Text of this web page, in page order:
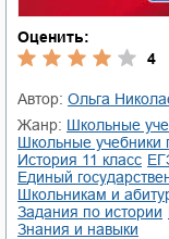
Оценить:
4
Автор:
Ольга
Жанр:
школьные
школьные учебники
история 11 класс
единый
школьникам и
задания по истории
знания и навыки